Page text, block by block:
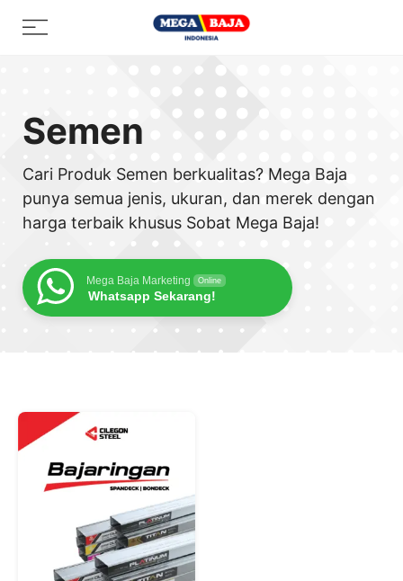
Menu
Semen
Cari Produk Semen berkualitas? Mega Baja
punya semua jenis, ukuran, dan merek dengan
harga terbaik khusus Sobat Mega Baja!
Mega Baja Marketing Online
Whatsapp Sekarang!